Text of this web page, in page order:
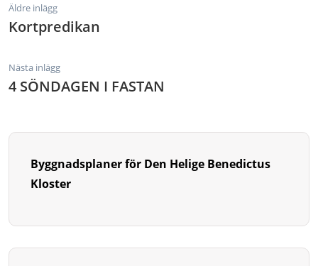
Äldre inlägg
Kortpredikan
Nästa inlägg
4 SÖNDAGEN I FASTAN
Byggnadsplaner för Den Helige Benedictus
Kloster